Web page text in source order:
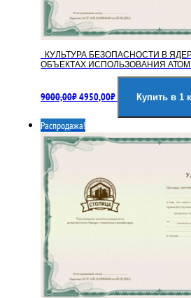
КУЛЬТУРА БЕЗОПАСНОСТИ В
ОБЪЕКТАХ ИСПОЛЬЗОВАНИЯ
9000,00₽цена
9000,00₽.
4950,00₽цена:
Купить в 1
Распродажа!